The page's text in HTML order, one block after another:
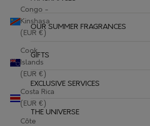
Congo -
Kinshasa
(EUR €)
Cook
Islands
(EUR €)
Costa Rica
(EUR €)
Côte
OUR SUMMER FRAGRANCES
GIFTS
EXCLUSIVE SERVICES
THE UNIVERSE